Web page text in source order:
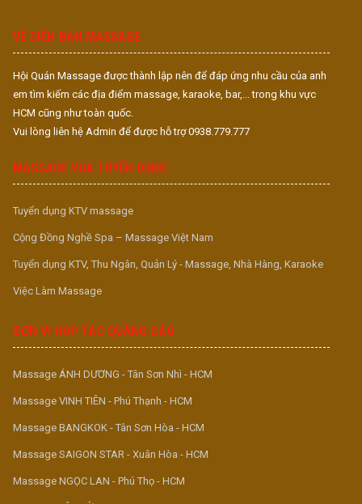
VỀ DIỄN ĐÀN MASSAGE
Hội Quán Massage được thành lập nên để đáp ứng nhu cầu của anh
em tìm kiếm các địa điểm massage, karaoke, bar,... trong khu vực
HCM cũng như toàn quốc.
Vui lòng liên hệ Admin để được hỗ trợ 0938.779.777
MASSAGE VUA TUYỂN DỤNG
Tuyển dụng KTV massage
Cộng Đồng Nghề Spa – Massage Việt Nam
Tuyển dụng KTV, Thu Ngân, Quản Lý - Massage, Nhà Hàng, Karaoke
Việc Làm Massage
ĐƠN VỊ HỢP TÁC QUẢNG CÁO
Massage ÁNH DƯƠNG - Tân Sơn Nhì - HCM
Massage VINH TIÊN - Phú Thạnh - HCM
Massage BANGKOK - Tân Sơn Hòa - HCM
Massage SAIGON STAR - Xuân Hòa - HCM
Massage NGỌC LAN - Phú Thọ - HCM